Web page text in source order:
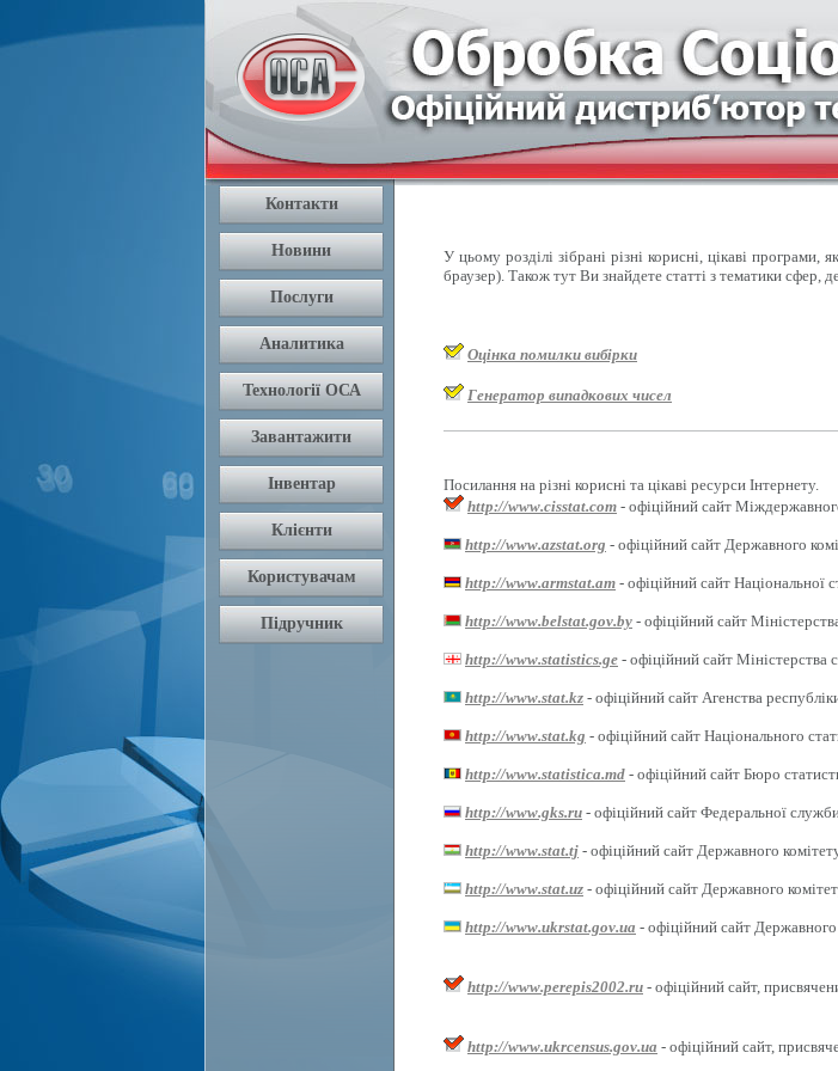
У цьому розділі зібрані різні корисні, цікаві
браузер). Також тут Ви знайдете статті з тематики сфер,
Оцінка помилки вибірки
Генератор випадкових чисел
Посилання на різні корисні та цікаві ресурси Інтернету.
http://www.cisstat.com - офіційний сайт
http://www.azstat.org - офіційний сайт Державного
http://www.armstat.am - офіційний сайт Національної
http://www.belstat.gov.by - офіційний сайт
http://www.statistics.ge - офіційний сайт Міністерства
http://www.stat.kz - офіційний сайт Агенства
http://www.stat.kg - офіційний сайт Національного
http://www.statistica.md - офіційний сайт Бюро
http://www.gks.ru - офіційний сайт Федеральної
http://www.stat.tj - офіційний сайт Державного
http://www.stat.uz - офіційний сайт Державного
http://www.ukrstat.gov.ua - офіційний сайт
http://www.perepis2002.ru - офіційний сайт,
http://www.ukrcensus.gov.ua - офіційний сайт,